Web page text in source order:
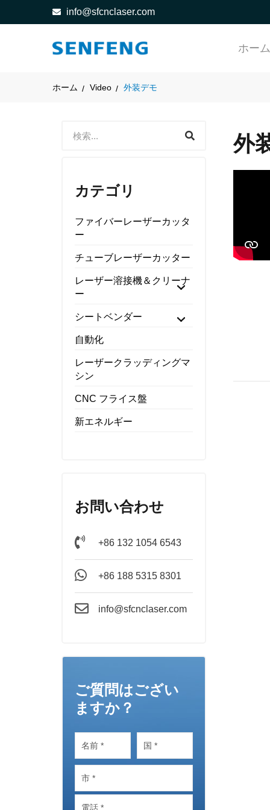
info@sfcnclaser.com
ホーム
ホーム Video 外装デモ
カテゴリ
ファイバーレーザーカッタ
ー
チューブレーザーカッター
レーザー溶接機＆クリーナ
ー
シートベンダー
自動化
レーザークラッディングマ
シン
CNC フライス盤
新エネルギー
お問い合わせ
+86 132 1054 6543
+86 188 5315 8301
info@sfcnclaser.com
ご質問はござい
ますか？
外